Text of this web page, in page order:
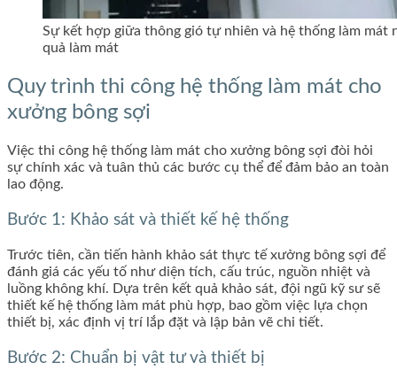
Sự kết hợp giữa thông gió tự nhiên và hệ thống làm mát
quả làm mát
Quy trình thi công hệ thống làm mát cho
xưởng bông sợi
Việc thi công hệ thống làm mát cho xưởng bông sợi đòi hỏi
sự chính xác và tuân thủ các bước cụ thể để đảm bảo an toàn
lao động.
Bước 1: Khảo sát và thiết kế hệ thống
Trước tiên, cần tiến hành khảo sát thực tế xưởng bông sợi để
đánh giá các yếu tố như diện tích, cấu trúc, nguồn nhiệt và
luồng không khí. Dựa trên kết quả khảo sát, đội ngũ kỹ sư sẽ
thiết kế hệ thống làm mát phù hợp, bao gồm việc lựa chọn
thiết bị, xác định vị trí lắp đặt và lập bản vẽ chi tiết.
Bước 2: Chuẩn bị vật tư và thiết bị